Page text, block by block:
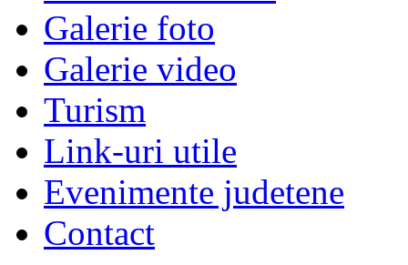
Galerie foto
Galerie video
Turism
Link-uri utile
Evenimente judetene
Contact